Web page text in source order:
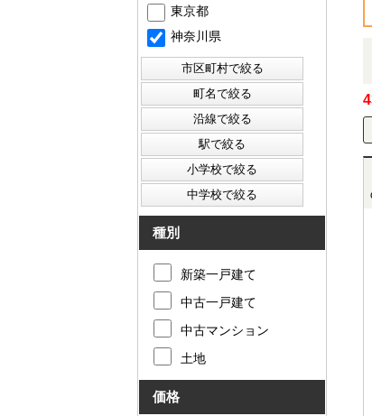
東京都
神奈川県
種別
新築一戸建て
中古一戸建て
中古マンション
土地
価格